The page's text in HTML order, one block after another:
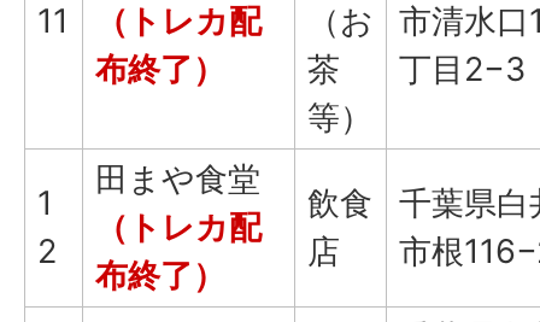
11
（トレカ配
布終了）
（お
茶
等）
市清水口
丁目2−3
1
2
田まや食堂
（トレカ配
布終了）
飲食
店
千葉県白
市根